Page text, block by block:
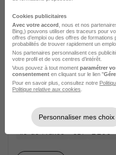
Île-de-France
Voir l’offre
Atalian Maintenance et Energy
Cookies publicitaires
Avec votre accord , nous et nos
Bing,) pouvons utiliser des traceurs pour
offres d’emploi ou des offres de formations
probabilités de trouver rapidement un
Nos partenaires personnalisent ces
votre profil et de vos centres d’intérêt.
Vous pouvez à tout moment paramétrer
consentement en cliquant sur le lien "
Pour en savoir plus, consultez notre
Politique relative aux cookies
Personnaliser mes choix